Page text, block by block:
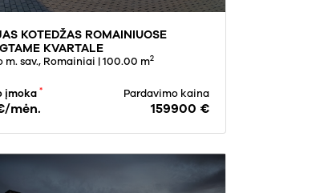
KOTEDŽAS ROMAINIUOSE
KVARTALE
m. sav., Romainiai | 100.00 m2
įmoka *
mėn.
Pardavimo kaina
159900 €